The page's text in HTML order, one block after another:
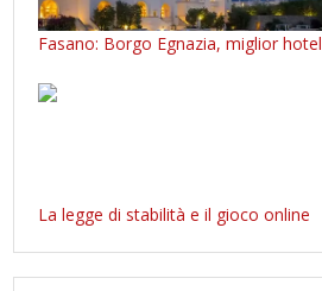
Fasano: Borgo Egnazia, miglior
La legge di stabilità e il gioco online